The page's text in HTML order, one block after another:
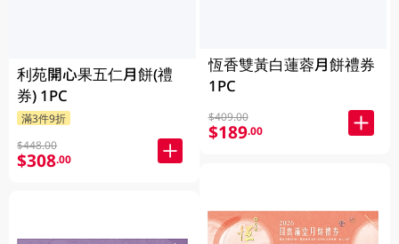
利苑開心果五仁月餅(禮
券) 1PC
滿3件9折
$448.00
$308.00
恆香雙黃白蓮蓉月餅禮券
1PC
$409.00
$189.00